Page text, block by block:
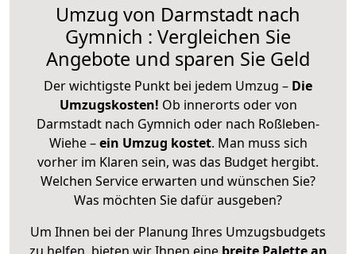
Umzug von Darmstadt nach
Gymnich : Vergleichen Sie
Angebote und sparen Sie Geld
Der wichtigste Punkt bei jedem Umzug – Die
Umzugskosten! Ob innerorts oder von
Darmstadt nach Gymnich oder nach Roßleben-
Wiehe –ein Umzug kostet. Man muss sich
vorher im Klaren sein, was das Budget hergibt.
Welchen Service erwarten und wünschen Sie?
Was möchten Sie dafür ausgeben?
Um Ihnen bei der Planung Ihres Umzugsbudgets